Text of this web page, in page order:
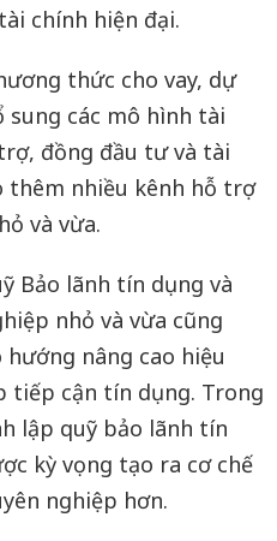
chính hiện đại.
thức cho vay, dự
các mô hình tài
đồng đầu tư và tài
thêm nhiều kênh hỗ trợ
và vừa.
Bảo lãnh tín dụng và
nhỏ và vừa cũng
nâng cao hiệu
tiếp cận tín dụng. Trong
lập quỹ bảo lãnh tín
kỳ vọng tạo ra cơ chế
nghiệp hơn.